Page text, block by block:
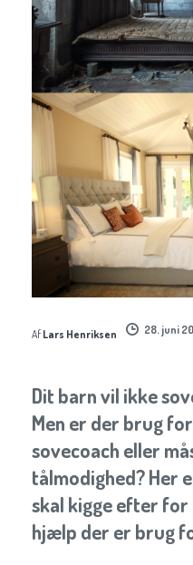
Af Lars Henriksen 28. juni
Dit barn vil ikke
Men er der brug
sovecoach eller
tålmodighed? Her
skal kigge efter
hjælp der er brug